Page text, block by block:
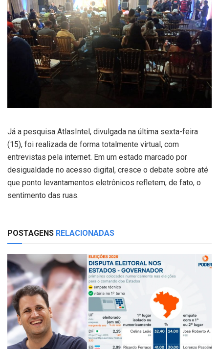
Já a pesquisa AtlasIntel, divulgada na última sexta-feira
(15), foi realizada de forma totalmente virtual, com
entrevistas pela internet. Em um estado marcado por
desigualdade no acesso digital, cresce o debate sobre até
que ponto levantamentos eletrônicos refletem, de fato, o
sentimento das ruas.
POSTAGENS RELACIONADAS